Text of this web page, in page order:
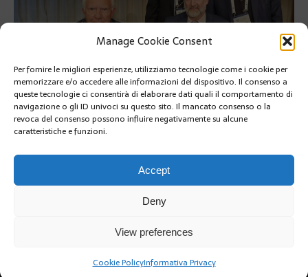
Manage Cookie Consent
Per fornire le migliori esperienze, utilizziamo tecnologie come i cookie per
memorizzare e/o accedere alle informazioni del dispositivo. Il consenso a
queste tecnologie ci consentirà di elaborare dati quali il comportamento di
navigazione o gli ID univoci su questo sito. Il mancato consenso o la
revoca del consenso possono influire negativamente su alcune
caratteristiche e funzioni.
Accept
Deny
View preferences
Cookie PolicyInformativa Privacy
Copyright @2019 | by Crivle